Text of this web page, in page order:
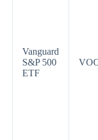
Vanguard
S&P 500
ETF